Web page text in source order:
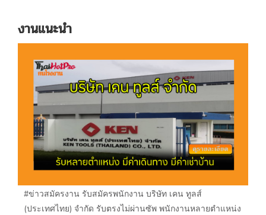
งานแนะนำ
#ข่าวสมัครงาน รับสมัครพนักงาน บริษัท เคน ทูลส์
(ประเทศไทย) จำกัด รับตรงไม่ผ่านซัพ พนักงานหลายตำแหน่ง